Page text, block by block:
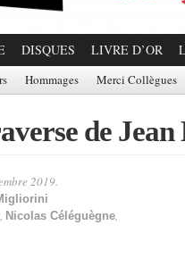
DISQUES LIVRE D’OR
Hommages Merci Collègues
de
2019.
, Nicolas Céléguègne,